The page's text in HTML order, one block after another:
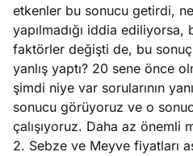
etkenler bu sonucu getirdi,
yapılmadığı iddia ediliyorsa,
faktörler değişti de, bu sonuç
yanlış yaptı? 20 sene önce
şimdi niye var sorularının
sonucu görüyoruz ve o
çalışıyoruz. Daha az önemli
2. Sebze ve Meyve fiyatları